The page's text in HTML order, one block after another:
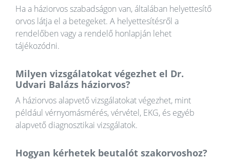
Ha a háziorvos szabadságon van, általában helyettesítő
orvos látja el a betegeket. A helyettesítésről a
rendelőben vagy a rendelő honlapján lehet
tájékozódni.
Milyen vizsgálatokat végezhet el Dr.
Udvari Balázs háziorvos?
A háziorvos alapvető vizsgálatokat végezhet, mint
például vérnyomásmérés, vérvétel, EKG, és egyéb
alapvető diagnosztikai vizsgálatok.
Hogyan kérhetek beutalót szakorvoshoz?